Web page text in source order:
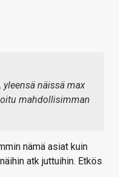
yleensä näissä max
mahdollisimman
nämä asiat kuin
atk juttuihin. Etkös